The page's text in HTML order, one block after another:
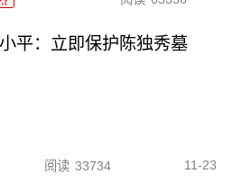
平：立即保护陈独秀墓
阅读 33734 11-23